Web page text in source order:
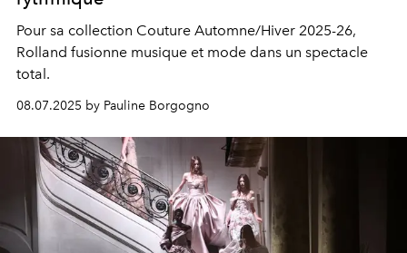
Pour sa collection Couture Automne/Hiver 2025-26,
Rolland fusionne musique et mode dans un spectacle
total.
08.07.2025 by Pauline Borgogno